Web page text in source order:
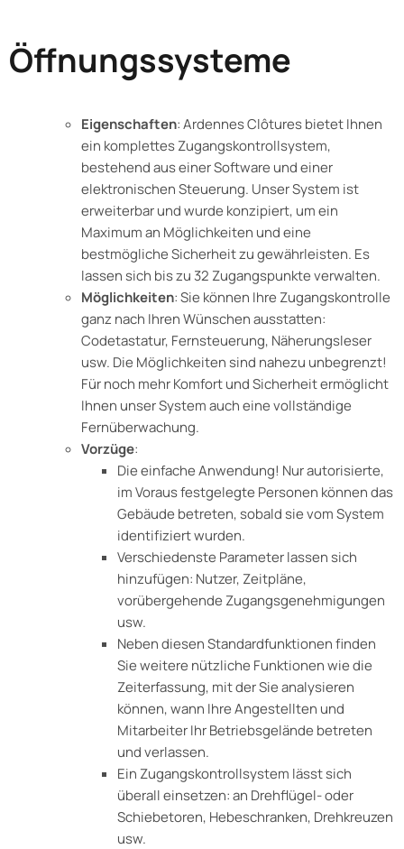
Öffnungssysteme
Eigenschaften: Ardennes Clôtures bietet Ihnen
ein komplettes Zugangskontrollsystem,
bestehend aus einer Software und einer
elektronischen Steuerung. Unser System ist
erweiterbar und wurde konzipiert, um ein
Maximum an Möglichkeiten und eine
bestmögliche Sicherheit zu gewährleisten. Es
lassen sich bis zu 32 Zugangspunkte verwalten.
Möglichkeiten: Sie können Ihre Zugangskontrolle
ganz nach Ihren Wünschen ausstatten:
Codetastatur, Fernsteuerung, Näherungsleser
usw. Die Möglichkeiten sind nahezu unbegrenzt!
Für noch mehr Komfort und Sicherheit ermöglicht
Ihnen unser System auch eine vollständige
Fernüberwachung.
Vorzüge:
Die einfache Anwendung! Nur autorisierte,
im Voraus festgelegte Personen können das
Gebäude betreten, sobald sie vom System
identifiziert wurden.
Verschiedenste Parameter lassen sich
hinzufügen: Nutzer, Zeitpläne,
vorübergehende Zugangsgenehmigungen
usw.
Neben diesen Standardfunktionen finden
Sie weitere nützliche Funktionen wie die
Zeiterfassung, mit der Sie analysieren
können, wann Ihre Angestellten und
Mitarbeiter Ihr Betriebsgelände betreten
und verlassen.
Ein Zugangskontrollsystem lässt sich
überall einsetzen: an Drehflügel- oder
Schiebetoren, Hebeschranken, Drehkreuzen
usw.